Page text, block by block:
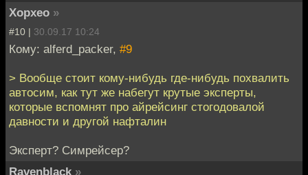
Хорхео »
#10 | 30.09.17 10:24
Кому: alferd_packer, #9
> Вообще стоит кому-нибудь где-нибудь похвалить
автосим, как тут же набегут крутые эксперты,
которые вспомнят про айрейсинг стогодовалой
давности и другой нафталин
Эксперт? Симрейсер?
Ravenblack »